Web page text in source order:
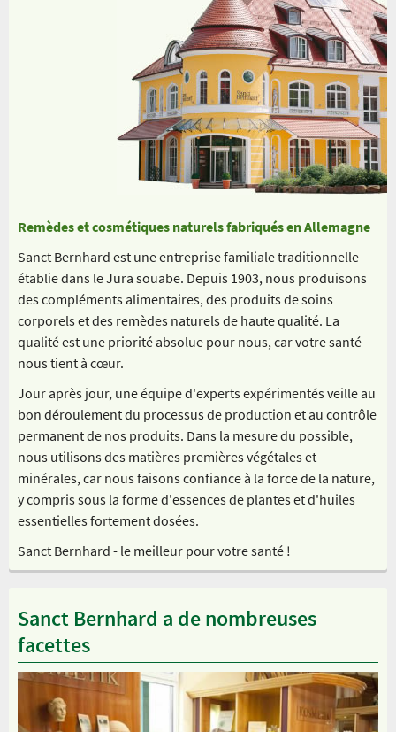
Remèdes et cosmétiques naturels fabriqués en Allemagne
Sanct Bernhard est une entreprise familiale traditionnelle
établie dans le Jura souabe. Depuis 1903, nous produisons
des compléments alimentaires, des produits de soins
corporels et des remèdes naturels de haute qualité. La
qualité est une priorité absolue pour nous, car votre santé
nous tient à cœur.
Jour après jour, une équipe d'experts expérimentés veille au
bon déroulement du processus de production et au contrôle
permanent de nos produits. Dans la mesure du possible,
nous utilisons des matières premières végétales et
minérales, car nous faisons confiance à la force de la nature,
y compris sous la forme d'essences de plantes et d'huiles
essentielles fortement dosées.
Sanct Bernhard - le meilleur pour votre santé !
Sanct Bernhard a de nombreuses
facettes